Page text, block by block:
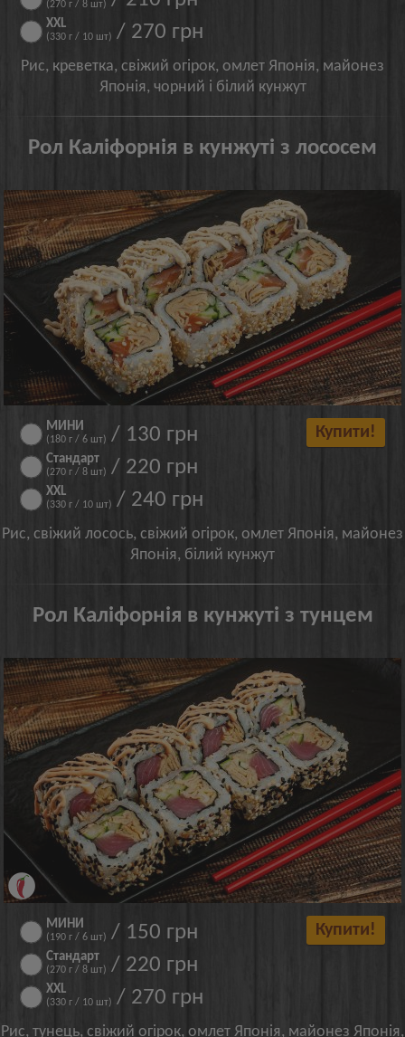
(270 г / 8 шт)
XXL
(330 г / 10 шт) / 270 грн
Рис, креветка, свіжий огірок, омлет Японія, майонез
Японія, чорний і білий кунжут
Рол Каліфорнія в кунжуті з лососем
МИНИ
(180 г / 6 шт) / 130 грн
Стандарт
(270 г / 8 шт) / 220 грн
XXL
(330 г / 10 шт) / 240 грн
Купити!
Рис, свіжий лосось, свіжий огірок, омлет Японія, майонез
Японія, білий кунжут
Рол Каліфорнія в кунжуті з тунцем
МИНИ
(190 г / 6 шт) / 150 грн
Стандарт
(270 г / 8 шт) / 220 грн
XXL
(330 г / 10 шт) / 270 грн
Купити!
Рис, тунець, свіжий огірок, омлет Японія, майонез Японія,